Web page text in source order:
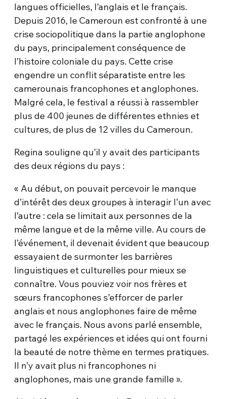
langues officielles, l’anglais et le français.
Depuis 2016, le Cameroun est confronté à une
crise sociopolitique dans la partie anglophone
du pays, principalement conséquence de
l’histoire coloniale du pays. Cette crise
engendre un conflit séparatiste entre les
camerounais francophones et anglophones.
Malgré cela, le festival a réussi à rassembler
plus de 400 jeunes de différentes ethnies et
cultures, de plus de 12 villes du Cameroun.
Regina souligne qu’il y avait des participants
des deux régions du pays :
« Au début, on pouvait percevoir le manque
d’intérêt des deux groupes à interagir l’un avec
l’autre : cela se limitait aux personnes de la
même langue et de la même ville. Au cours de
l’événement, il devenait évident que beaucoup
essayaient de surmonter les barrières
linguistiques et culturelles pour mieux se
connaître. Vous pouviez voir nos frères et
sœurs francophones s’efforcer de parler
anglais et nous anglophones faire de même
avec le français. Nous avons parlé ensemble,
partagé les expériences et idées qui ont fourni
la beauté de notre thème en termes pratiques.
Il n’y avait plus ni francophones ni
anglophones, mais une grande famille ».